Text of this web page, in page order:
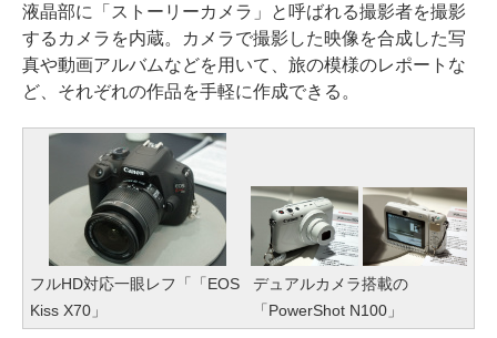
液晶部に「ストーリーカメラ」と呼ばれる撮影者を撮影
するカメラを内蔵。カメラで撮影した映像を合成した写
真や動画アルバムなどを用いて、旅の模様のレポートな
ど、それぞれの作品を手軽に作成できる。
フルHD対応一眼レフ「「EOS
Kiss X70」
デュアルカメラ搭載の
「PowerShot N100」